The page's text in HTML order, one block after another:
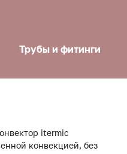
Трубы и фитинги